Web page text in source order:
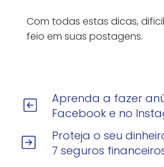
Com todas estas dicas,
feio em suas postagens.
Aprenda a fazer
Facebook e no
Proteja o seu
7 seguros